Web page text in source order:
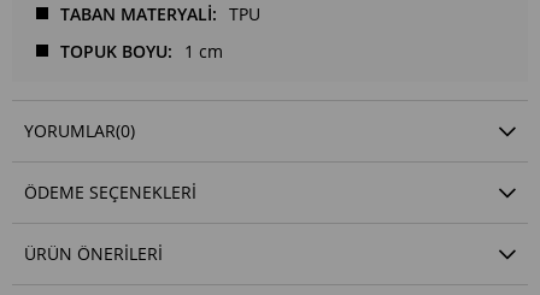
TABAN MATERYALİ
TPU
TOPUK BOYU
1 cm
YORUMLAR(0)
ÖDEME SEÇENEKLERI
ÜRÜN ÖNERILERI